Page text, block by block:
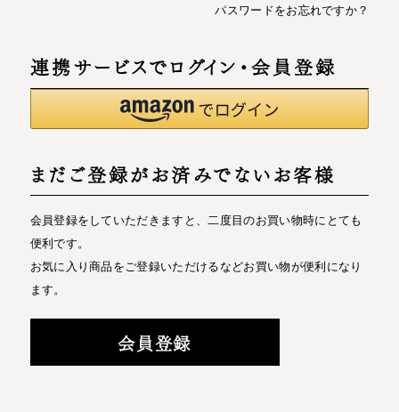
パスワードをお忘れですか？
連携サービスでログイン・会員登録
まだご登録がお済みでないお客様
会員登録をしていただきますと、二度目のお買い物時にとても
便利です。
お気に入り商品をご登録いただけるなどお買い物が便利になり
ます。
会員登録